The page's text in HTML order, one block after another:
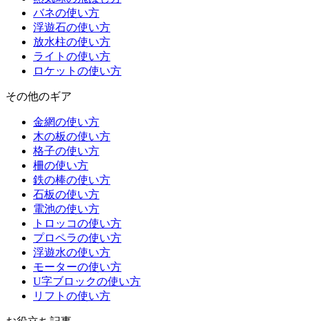
バネの使い方
浮遊石の使い方
放水柱の使い方
ライトの使い方
ロケットの使い方
その他のギア
金網の使い方
木の板の使い方
格子の使い方
柵の使い方
鉄の棒の使い方
石板の使い方
電池の使い方
トロッコの使い方
プロペラの使い方
浮遊水の使い方
モーターの使い方
U字ブロックの使い方
リフトの使い方